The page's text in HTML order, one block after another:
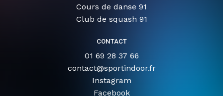
CONTACT
01 69 28 37 66
contact@sportindoor.fr
Instagram
Facebook
Cours de danse 91
Club de squash 91